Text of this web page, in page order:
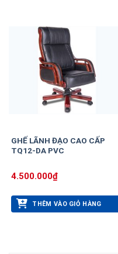
GHẾ LÃNH ĐẠO CAO CẤP
TQ12-DA PVC
4.500.000₫
THÊM VÀO GIỎ HÀNG